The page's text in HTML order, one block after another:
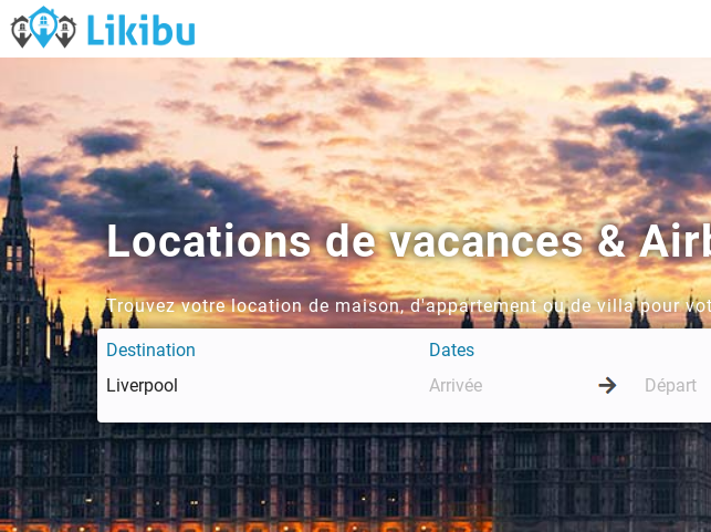
Locations de vacances &
Trouvez votre location de maison, d'appartement ou de villa pour
Destination Dates